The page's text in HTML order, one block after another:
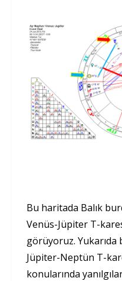
Bu haritada Balık
Venüs-Jüpiter T-
görüyoruz.
Jüpiter-Neptün T-
konularında